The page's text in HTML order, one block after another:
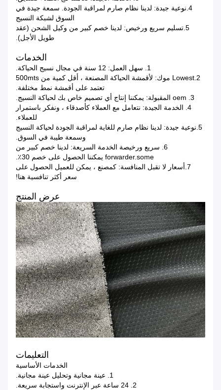
4.نوعية جيدة: لدينا نظام صارم لمراقبة الجودة. سمعة جيدة في
السوق لشبكة النسيج
5.تسليم سريع ورخيص: لدينا خصم كبير من وكيل الشحن (عقد
طويل الأجل).
الخدمات
1. سهل العمل: 12 سنة في مجال نسيج الحياكة.
2.Lowest موك: لأقمشة الحياكة المصنعة ، أقل كمية من 500mts
تعتمد على أقمشة نمط مختلفة.
3. oem المقبولة: يمكننا إنتاج أي تصميم خاص بك لحياكة النسيج.
4. الخدمة الجيدة: نتعامل مع العملاء كأصدقاء ، ونفكر باستمرار
للعملاء.
5.نوعية جيدة: لدينا نظام صارم للغاية لمراقبة الجودة لحياكة النسيج
وسمعة طيبة في السوق.
6. سريع ورخيصة الخدمة السريعة: لدينا خصم كبير من
forwarder.some يمكننا الحصول على خصم 30٪.
7.أسعار لا تقبل المنافسة: كمصنع ، يمكن للعميل الحصول على
سعر أكثر تنافسية هنا!
عرض المنتج
التعليمات
الخدمات الأساسية
1. عينة مجانية وتحليل عينة مجانية.
2. 24 ساعة عبر الإنترنت واستجابة سريعة.